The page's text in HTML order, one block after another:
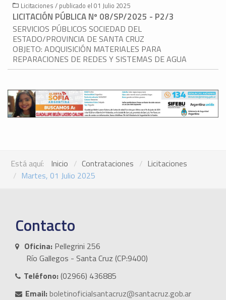
Licitaciones / publicado el 01 Julio 2025
LICITACIÓN PÚBLICA Nº 08/SP/2025 - P2/3
SERVICIOS PÚBLICOS SOCIEDAD DEL
ESTADO/PROVINCIA DE SANTA CRUZ
OBJETO: ADQUISICIÓN MATERIALES PARA
REPARACIONES DE REDES Y SISTEMAS DE AGUA
Está aquí: Inicio Contrataciones
Licitaciones
Martes, 01 Julio 2025
Contacto
Oficina: Pellegrini 256
Río Gallegos - Santa Cruz (CP:9400)
Teléfono:(02966) 436885
Email:boletinoficialsantacruz@santacruz.gob.ar